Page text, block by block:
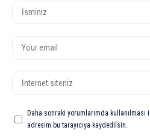
Daha sonraki yorumlarımda
adresim bu tarayıcıya kaydedilsin.